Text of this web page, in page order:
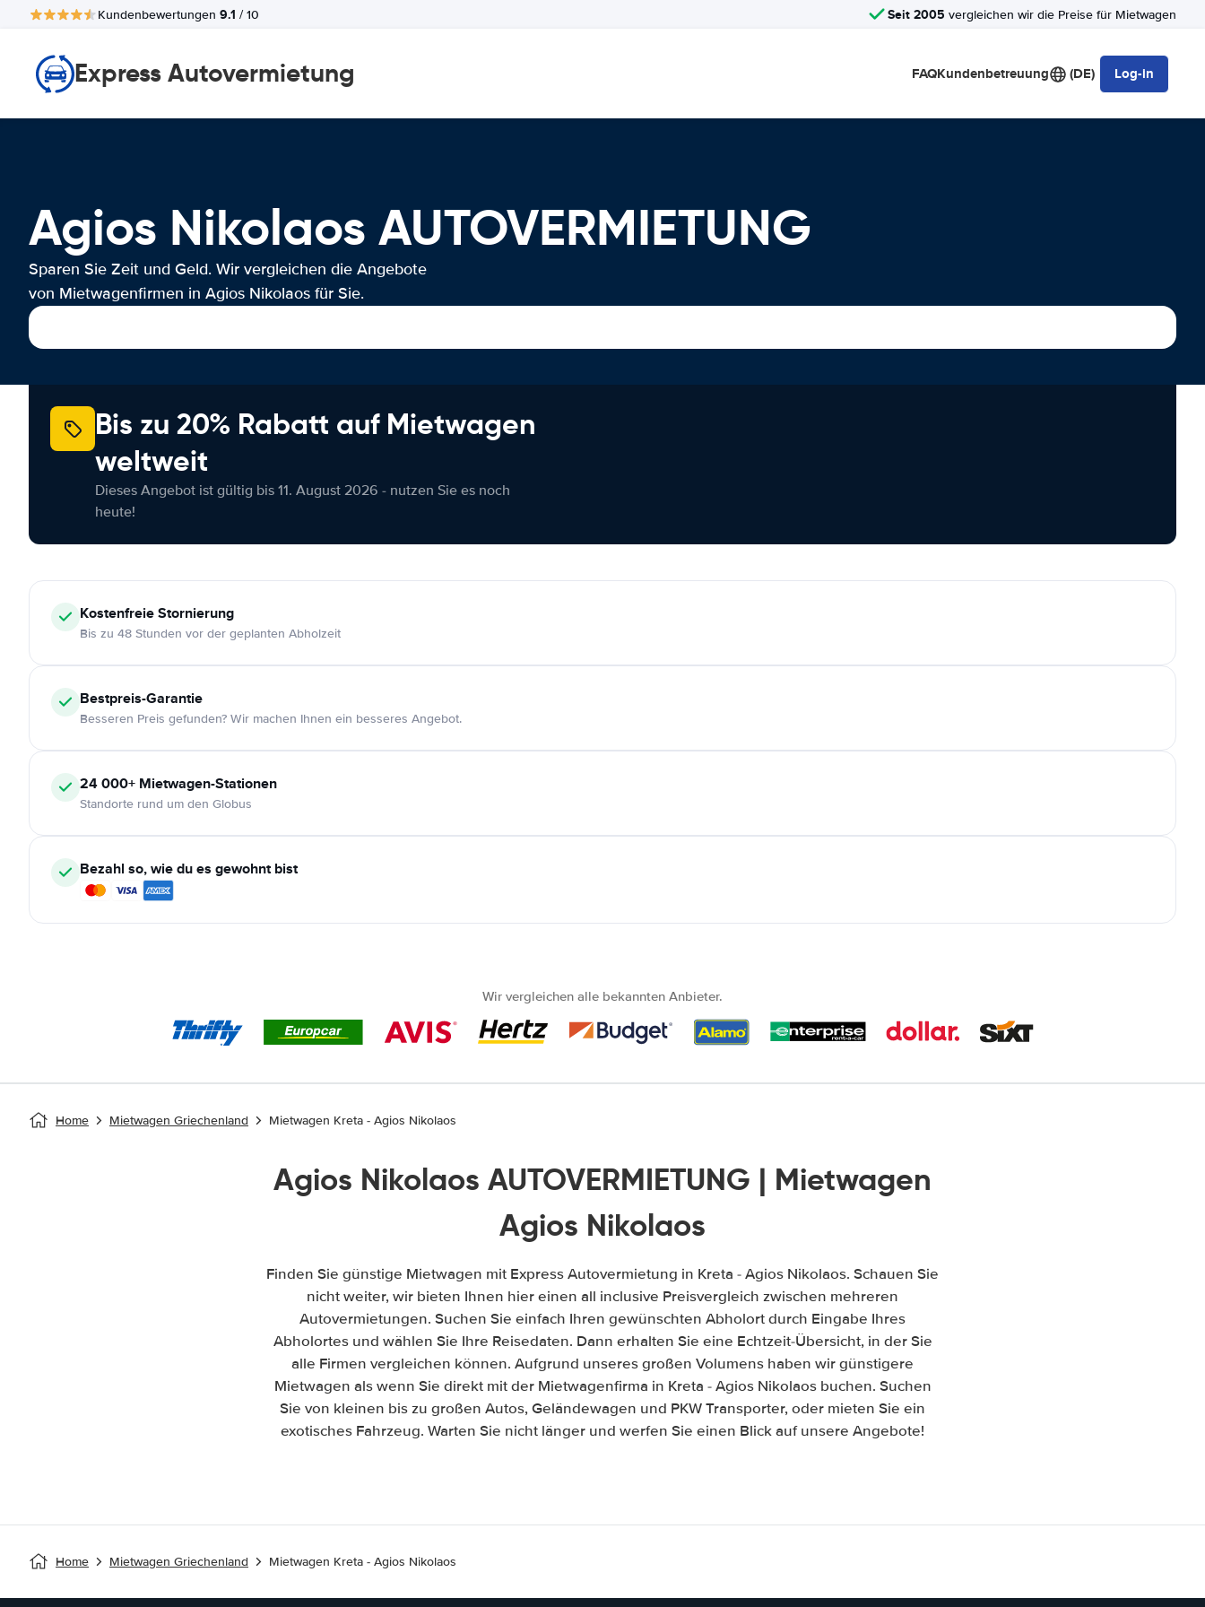
Kundenbewertungen 9.1 / 10 Seit 2005 vergleichen wir die Preise für Mietwagen
Express Autovermietung FAQKundenbetreuung (DE) Log-in
Agios Nikolaos AUTOVERMIETUNG
Sparen Sie Zeit und Geld. Wir vergleichen die Angebote
von Mietwagenfirmen in Agios Nikolaos für Sie.
Bis zu 20% Rabatt auf Mietwagen
weltweit
Dieses Angebot ist gültig bis 11. August 2026 - nutzen Sie es noch
heute!
KostenfreieStornierung
Bis zu 48 Stunden vor der geplanten Abholzeit
Bestpreis-Garantie
Besseren Preis gefunden? Wir machen Ihnen ein besseres Angebot.
24 000+ Mietwagen-Stationen
Standorte rund um den Globus
Bezahl so, wie du es gewohnt bist
Wir vergleichen alle bekannten Anbieter.
Home Mietwagen Griechenland Mietwagen Kreta - Agios Nikolaos
Agios Nikolaos AUTOVERMIETUNG | Mietwagen
Agios Nikolaos
Finden Sie günstige Mietwagen mit Express Autovermietung in Kreta - Agios Nikolaos. Schauen Sie
nicht weiter, wir bieten Ihnen hier einen all inclusive Preisvergleich zwischen mehreren
Autovermietungen. Suchen Sie einfach Ihren gewünschten Abholort durch Eingabe Ihres
Abholortes und wählen Sie Ihre Reisedaten. Dann erhalten Sie eine Echtzeit-Übersicht, in der Sie
alle Firmen vergleichen können. Aufgrund unseres großen Volumens haben wir günstigere
Mietwagen als wenn Sie direkt mit der Mietwagenfirma in Kreta - Agios Nikolaos buchen. Suchen
Sie von kleinen bis zu großen Autos, Geländewagen und PKW Transporter, oder mieten Sie ein
exotisches Fahrzeug. Warten Sie nicht länger und werfen Sie einen Blick auf unsere Angebote!
Home Mietwagen Griechenland Mietwagen Kreta - Agios Nikolaos